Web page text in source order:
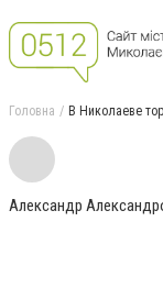
Головна В Николаеве
Александр